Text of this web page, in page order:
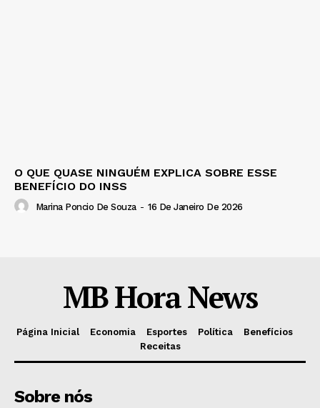
O QUE QUASE NINGUÉM EXPLICA SOBRE ESSE
BENEFÍCIO DO INSS
Marina Poncio De Souza - 16 De Janeiro De 2026
MB Hora News
Página Inicial Economia Esportes Política
Benefícios
Receitas
Sobre nós